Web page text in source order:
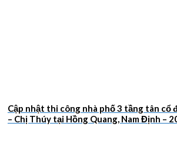
Cập nhật thi công nhà phố 3 tầng tân cổ
– Chị Thúy tại Hồng Quang, Nam Định –